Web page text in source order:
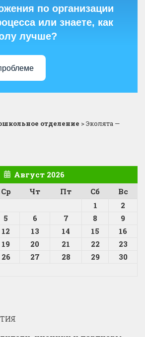
по организации
или знаете, как
лучше?
отделение >Эколята —
Август 2026
Ср Чт Пт Сб
Вс
1
2
5 6 7 8
9
12 13 14 15
16
19 20 21 22
23
26 27 28 29
30